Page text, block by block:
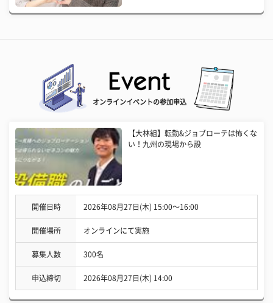
オンラインイベントの参加申込
【大林組】転勤&ジョブローテは怖くな
い！九州の現場から設
開催日時 2026年08月27日(木) 15:00〜16:00
開催場所 オンラインにて実施
募集人数 300名
申込締切 2026年08月27日(木) 14:00